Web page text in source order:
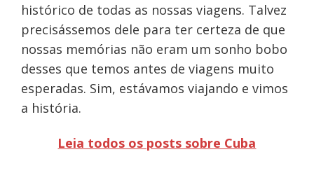
histórico de todas as nossas viagens. Talvez
precisássemos dele para ter certeza de que
nossas memórias não eram um sonho bobo
desses que temos antes de viagens muito
esperadas. Sim, estávamos viajando e vimos
a história.
Leia todos os posts sobre Cuba